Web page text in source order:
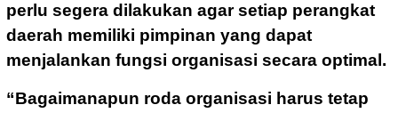
perlu segera dilakukan agar setiap perangkat
daerah memiliki pimpinan yang dapat
menjalankan fungsi organisasi secara optimal.
“Bagaimanapun roda organisasi harus tetap